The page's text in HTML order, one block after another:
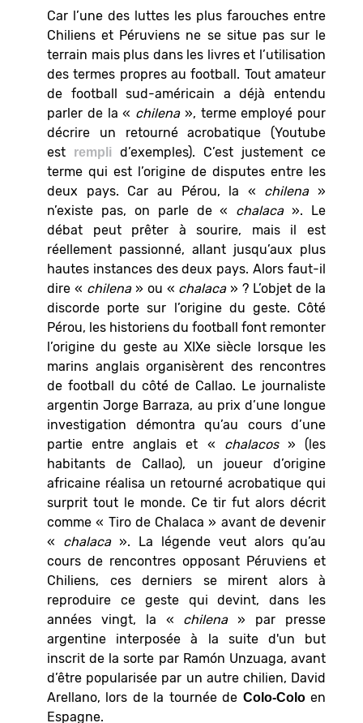
Car l’une des luttes les plus farouches entre
Chiliens et Péruviens ne se situe pas sur le
terrain mais plus dans les livres et l’utilisation
des termes propres au football. Tout amateur
de football sud-américain a déjà entendu
parler de la « chilena», terme employé pour
décrire un retourné acrobatique (Youtube
est
rempli d’exemples). C’est justement ce
terme qui est l’origine de disputes entre les
deux pays. Car au Pérou, la « chilena»
n’existe pas, on parle de « chalaca». Le
débat peut prêter à sourire, mais il est
réellement passionné, allant jusqu’aux plus
hautes instances des deux pays. Alors faut-il
dire « chilena» ou « chalaca» ? L’objet de la
discorde porte sur l’origine du geste. Côté
Pérou, les historiens du football font remonter
l’origine du geste au XIXe siècle lorsque les
marins anglais organisèrent des rencontres
de football du côté de Callao. Le journaliste
argentin Jorge Barraza, au prix d’une longue
investigation démontra qu’au cours d’une
partie entre anglais et « chalacos» (les
habitants de Callao), un joueur d’origine
africaine réalisa un retourné acrobatique qui
surprit tout le monde. Ce tir fut alors décrit
comme « Tiro de Chalaca » avant de devenir
« chalaca». La légende veut alors qu’au
cours de rencontres opposant Péruviens et
Chiliens, ces derniers se mirent alors à
reproduire ce geste qui devint, dans les
années vingt, la « chilena» par presse
argentine interposée à la suite d'un but
inscrit de la sorte par Ramón Unzuaga, avant
d’être popularisée par un autre chilien, David
Arellano, lors de la tournée de Colo-Coloen
Espagne.